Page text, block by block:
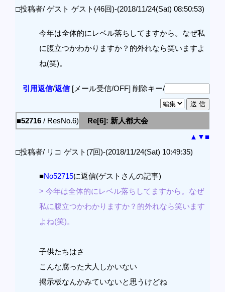
□投稿者/ ゲスト ゲスト(46回)-(2018/11/24(Sat) 08:50:53)
今年は全体的にレベル落ちしてますから。なぜ私
に腹立つかわかりますか？的外れなら笑いますよ
ね(笑)。
引用返信/返信[メール受信/OFF] 削除キー/
■52716 / ResNo.6)
Re[6]: 新人都大会
▲ ▼■
□投稿者/ リコ ゲスト(7回)-(2018/11/24(Sat) 10:49:35)
■No52715に返信(ゲストさんの記事)
> 今年は全体的にレベル落ちしてますから。なぜ
私に腹立つかわかりますか？的外れなら笑います
よね(笑)。
子供たちはさ
こんな腐った大人しかいない
掲示板なんかみていないと思うけどね